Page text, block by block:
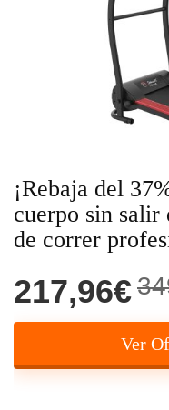
¡Rebaja del
cuerpo sin salir
de correr
217,96€
Ver